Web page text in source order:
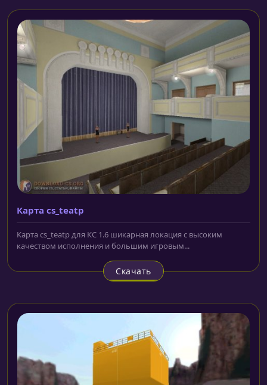
Карта cs_teatp
Карта cs_teatp для КС 1.6 шикарная локация с высоким
качеством исполнения и большим игровым...
Скачать